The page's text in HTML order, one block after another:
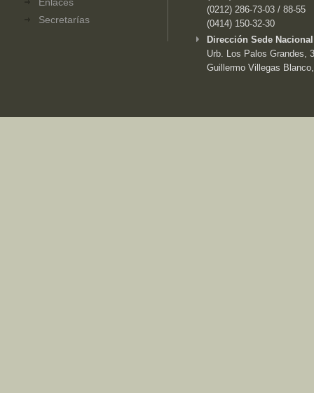
Secretarías
(0212) 286-73-03 / 88-55
(0414) 150-32-30
Dirección Sede
Urb. Los Palos Grandes,
Guillermo Villegas